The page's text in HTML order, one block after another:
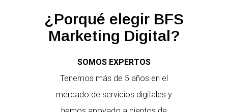
¿Porqué elegir BFS
Marketing Digital?
SOMOS EXPERTOS
Tenemos más de 5 años en el
mercado de servicios digitales y